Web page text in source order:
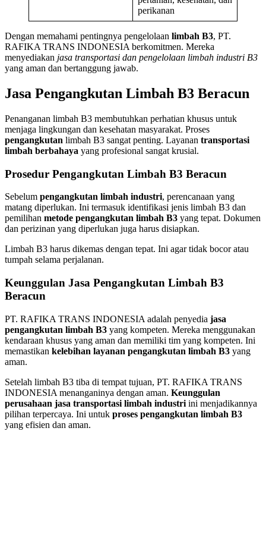
perikanan
Dengan memahami pentingnya pengelolaan limbah B3, PT.
RAFIKA TRANS INDONESIA berkomitmen. Mereka
menyediakan jasa transportasi dan pengelolaan limbah industri B3
yang aman dan bertanggung jawab.
Jasa Pengangkutan Limbah B3 Beracun
Penanganan limbah B3 membutuhkan perhatian khusus untuk
menjaga lingkungan dan kesehatan masyarakat. Proses
pengangkutan limbah B3 sangat penting. Layanan transportasi
limbah berbahaya yang profesional sangat krusial.
Prosedur Pengangkutan Limbah B3 Beracun
Sebelum pengangkutan limbah industri, perencanaan yang
matang diperlukan. Ini termasuk identifikasi jenis limbah B3 dan
pemilihan metode pengangkutan limbah B3 yang tepat. Dokumen
dan perizinan yang diperlukan juga harus disiapkan.
Limbah B3 harus dikemas dengan tepat. Ini agar tidak bocor atau
tumpah selama perjalanan.
Keunggulan Jasa Pengangkutan Limbah B3
Beracun
PT. RAFIKA TRANS INDONESIA adalah penyedia jasa
pengangkutan limbah B3 yang kompeten. Mereka menggunakan
kendaraan khusus yang aman dan memiliki tim yang kompeten. Ini
memastikan kelebihan layanan pengangkutan limbah B3 yang
aman.
Setelah limbah B3 tiba di tempat tujuan, PT. RAFIKA TRANS
INDONESIA menanganinya dengan aman. Keunggulan
perusahaan jasa transportasi limbah industri ini menjadikannya
pilihan terpercaya. Ini untuk proses pengangkutan limbah B3
yang efisien dan aman.